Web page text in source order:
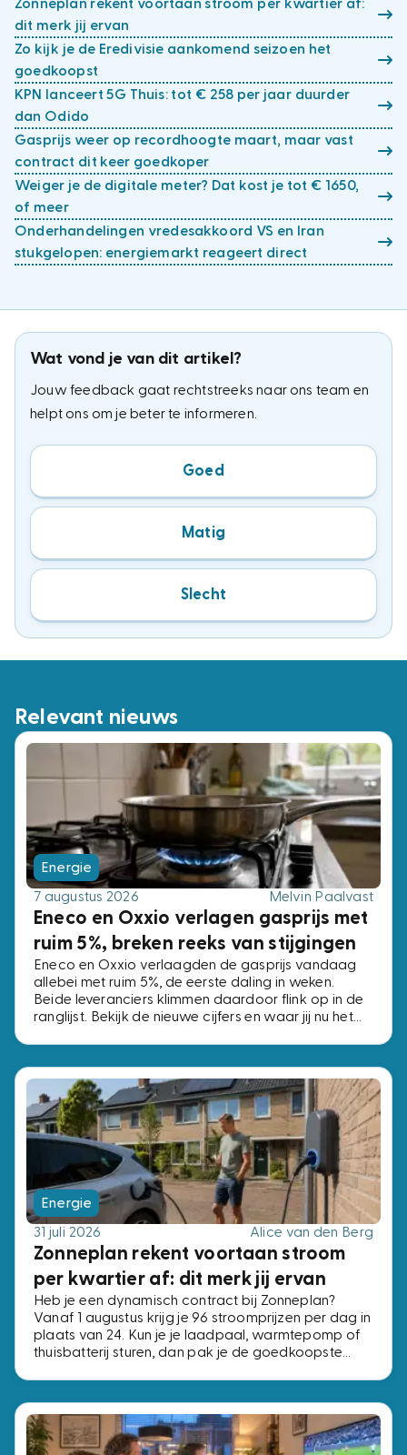
Zonneplan rekent voortaan stroom per kwartier af:
dit merk jij ervan
Zo kijk je de Eredivisie aankomend seizoen het
goedkoopst
KPN lanceert 5G Thuis: tot € 258 per jaar duurder
dan Odido
Gasprijs weer op recordhoogte maart, maar vast
contract dit keer goedkoper
Weiger je de digitale meter? Dat kost je tot € 1650,
of meer
Onderhandelingen vredesakkoord VS en Iran
stukgelopen: energiemarkt reageert direct
Wat vond je van dit artikel?
Jouw feedback gaat rechtstreeks naar ons team en
helpt ons om je beter te informeren.
Goed
Matig
Slecht
Relevant nieuws
Energie
7 augustus 2026
Melvin Paalvast
Eneco en Oxxio verlagen gasprijs met
ruim 5%, breken reeks van stijgingen
Eneco en Oxxio verlaagden de gasprijs vandaag
allebei met ruim 5%, de eerste daling in weken.
Beide leveranciers klimmen daardoor flink op in de
ranglijst. Bekijk de nieuwe cijfers en waar jij nu het
Energie
31 juli 2026
Alice van den Berg
Zonneplan rekent voortaan stroom
per kwartier af: dit merk jij ervan
Heb je een dynamisch contract bij Zonneplan?
Vanaf 1 augustus krijg je 96 stroomprijzen per dag in
plaats van 24. Kun je je laadpaal, warmtepomp of
thuisbatterij sturen, dan pak je de goedkoopste